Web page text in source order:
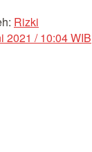
Rizki
2021 / 10:04 WIB